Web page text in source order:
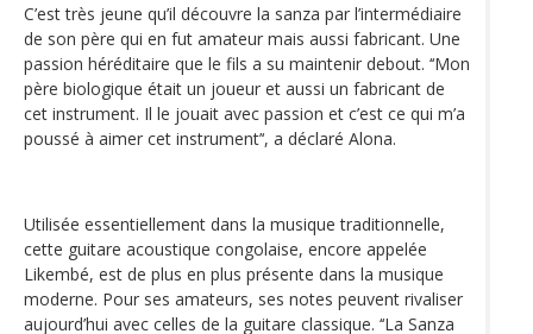
C’est très jeune qu’il découvre la sanza par l’intermédiaire
de son père qui en fut amateur mais aussi fabricant. Une
passion héréditaire que le fils a su maintenir debout. ‘‘Mon
père biologique était un joueur et aussi un fabricant de
cet instrument. Il le jouait avec passion et c’est ce qui m’a
poussé à aimer cet instrument’‘, a déclaré Alona.
Utilisée essentiellement dans la musique traditionnelle,
cette guitare acoustique congolaise, encore appelée
Likembé, est de plus en plus présente dans la musique
moderne. Pour ses amateurs, ses notes peuvent rivaliser
aujourd’hui avec celles de la guitare classique. ‘‘La Sanza